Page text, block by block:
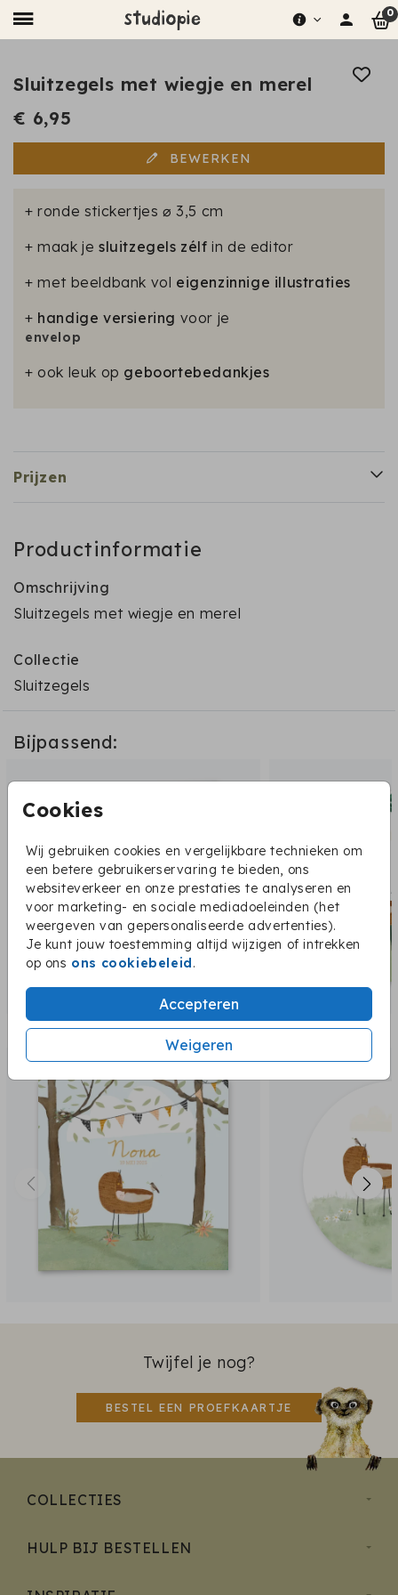
0
Cookies
Wij gebruiken cookies en vergelijkbare technieken om
een betere gebruikerservaring te bieden, ons
websiteverkeer en onze prestaties te analyseren en
voor marketing- en sociale mediadoeleinden (het
weergeven van gepersonaliseerde advertenties).
Je kunt jouw toestemming altijd wijzigen of intrekken
op ons ons cookiebeleid.
Accepteren
Weigeren
Sluitzegels met wiegje en merel
€ 6,95
BEWERKEN
+ ronde stickertjes ⌀ 3,5 cm
+ maak je sluitzegels zélfin de editor
+ met beeldbank vol eigenzinnige illustraties
+ handige versiering voor je
envelop
+ ook leuk op geboortebedankjes
Prijzen
Productinformatie
Omschrijving
Sluitzegels met wiegje en merel
Collectie
Sluitzegels
Bijpassend:
Dit vind je misschien ook leuk:
Twijfel je nog?
BESTEL EEN PROEFKAARTJE
COLLECTIES
HULP BIJ BESTELLEN